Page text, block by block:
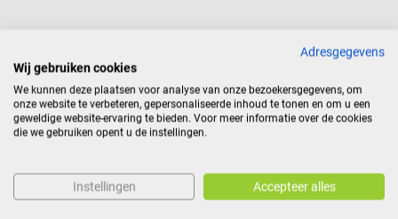
instrumenten en draagt zo bij aan
hoge hygiënestandaarden in de
medische praktijk. Productdetails
Epischaar voor de verloskamer en
gynaecologische afdelingen Voor
steriel, eenmalig gebruik Duidelijk
Materiaal: geborsteld staal
Lengte: 14,5 cm Steriele
€ 33,82*
In winkelwagen
Adresgegevens
Wij gebruiken cookies
We kunnen deze plaatsen voor analyse van onze bezoekersgegevens, om
onze website te verbeteren, gepersonaliseerde inhoud te tonen en om u een
geweldige website-ervaring te bieden. Voor meer informatie over de cookies
die we gebruiken opent u de instellingen.
Instellingen Accepteer alles